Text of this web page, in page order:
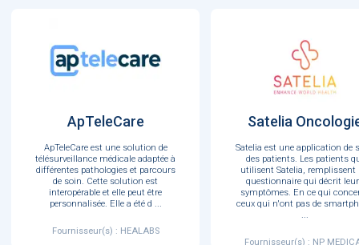
ApTeleCare
ApTeleCare est une solution de
télésurveillance médicale adaptée à
différentes pathologies et parcours
de soin. Cette solution est
interopérable et elle peut être
personnalisée. Elle a été d ...
Fournisseur(s) : HEALABS
Satelia
Satelia est une application de
des patients. Les patients
utilisent Satelia, remplissent
questionnaire qui décrit
symptômes. En ce qui
ceux qui n'ont pas de
...
Fournisseur(s) : NP